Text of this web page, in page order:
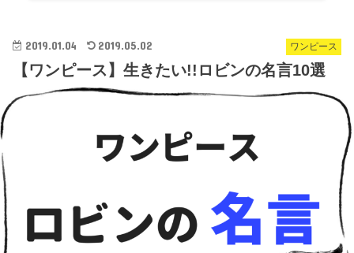
ワンピース
2019.01.04 2019.05.02
【ワンピース】生きたい!!ロビンの名言10選